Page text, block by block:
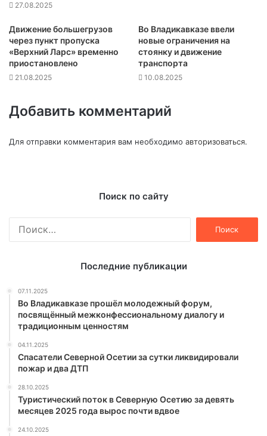
27.08.2025
Движение большегрузов
через пункт пропуска
«Верхний Ларс» временно
приостановлено
21.08.2025
Во Владикавказе ввели
новые ограничения на
стоянку и движение
транспорта
10.08.2025
Добавить комментарий
Для отправки комментария вам необходимо авторизоваться.
Поиск по сайту
Последние публикации
07.11.2025
Во Владикавказе прошёл молодежный форум,
посвящённый межконфессиональному диалогу и
традиционным ценностям
04.11.2025
Спасатели Северной Осетии за сутки ликвидировали
пожар и два ДТП
28.10.2025
Туристический поток в Северную Осетию за девять
месяцев 2025 года вырос почти вдвое
24.10.2025